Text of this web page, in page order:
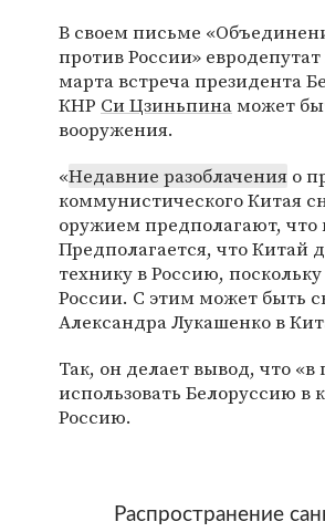
В своем письме
против России»
марта встреча президента
КНР Си Цзиньпина может
вооружения.
«Недавние разоблачения о
коммунистического Китая
оружием предполагают, что
Предполагается, что Китай
технику в Россию,
России. С этим может быть
Александра Лукашенко в
Так, он делает вывод, что
использовать Белоруссию в
Россию.
Распространение